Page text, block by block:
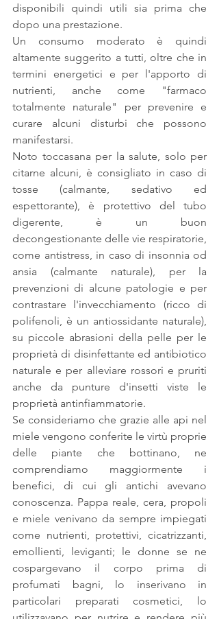
disponibili quindi utili sia prima che
dopo una prestazione.
Un consumo moderato è quindi
altamente suggerito a tutti, oltre che in
termini energetici e per l'apporto di
nutrienti, anche come "farmaco
totalmente naturale" per prevenire e
curare alcuni disturbi che possono
manifestarsi.
Noto toccasana per la salute, solo per
citarne alcuni, è consigliato in caso di
tosse (calmante, sedativo ed
espettorante), è protettivo del tubo
digerente, è un buon
decongestionante delle vie respiratorie,
come antistress, in caso di insonnia od
ansia (calmante naturale), per la
prevenzioni di alcune patologie e per
contrastare l'invecchiamento (ricco di
polifenoli, è un antiossidante naturale),
su piccole abrasioni della pelle per le
proprietà di disinfettante ed antibiotico
naturale e per alleviare rossori e pruriti
anche da punture d'insetti viste le
proprietà antinfiammatorie.
Se consideriamo che grazie alle api nel
miele vengono conferite le virtù proprie
delle piante che bottinano, ne
comprendiamo maggiormente i
benefici, di cui gli antichi avevano
conoscenza. Pappa reale, cera, propoli
e miele venivano da sempre impiegati
come nutrienti, protettivi, cicatrizzanti,
emollienti, leviganti; le donne se ne
cospargevano il corpo prima di
profumati bagni, lo inserivano in
particolari preparati cosmetici, lo